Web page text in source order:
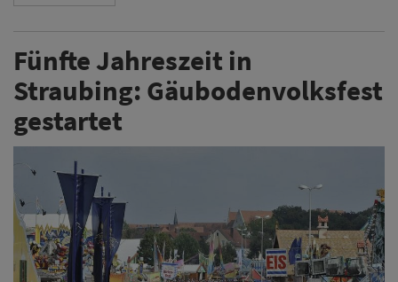
Fünfte Jahreszeit in
Straubing: Gäubodenvolksfest
gestartet